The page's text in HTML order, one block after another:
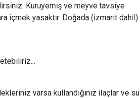
Kuruyemiş ve meyve tavsiye
içmek yasaktır. Doğada (izmarit dahil)
varsa kullandığınız ilaçlar ve su